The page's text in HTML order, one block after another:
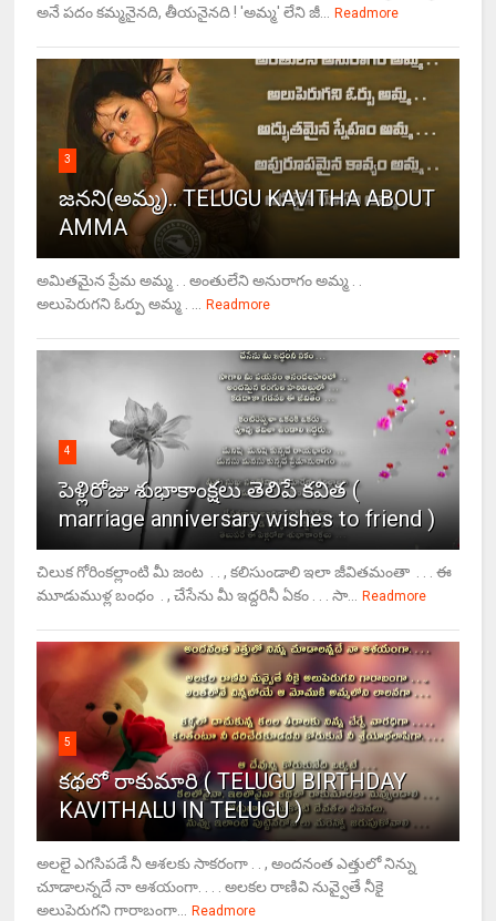
అనే పదం కమ్మనైనది, తీయనైనది ! 'అమ్మ' లేని జీ...
Readmore
3
జనని(అమ్మ).. TELUGU KAVITHA ABOUT
AMMA
అమితమైన ప్రేమ అమ్మ . . అంతులేని అనురాగం అమ్మ . .
అలుపెరుగని ఓర్పు అమ్మ . ...
Readmore
4
పెళ్లిరోజు శుభాకాంక్షలు తెలిపే కవిత (
marriage anniversary wishes to friend )
చిలుక గోరింకల్లాంటి మీ జంట . . , కలిసుండాలి ఇలా జీవితమంతా . . . ఈ
మూడుముళ్ల బంధం . , చేసేను మీ ఇద్దరినీ ఏకం . . . సా...
Readmore
5
కథలో రాకుమారి ( TELUGU BIRTHDAY
KAVITHALU IN TELUGU )
అలలై ఎగసిపడే నీ ఆశలకు సాకరంగా . . , అందనంత ఎత్తులో నిన్ను
చూడాలన్నదే నా ఆశయంగా. . . . అలకల రాణివి నువ్వైతే నీకై
అలుపెరుగని గారాబంగా...
Readmore